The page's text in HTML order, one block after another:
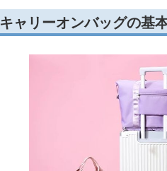
キャリーオンバッグの基